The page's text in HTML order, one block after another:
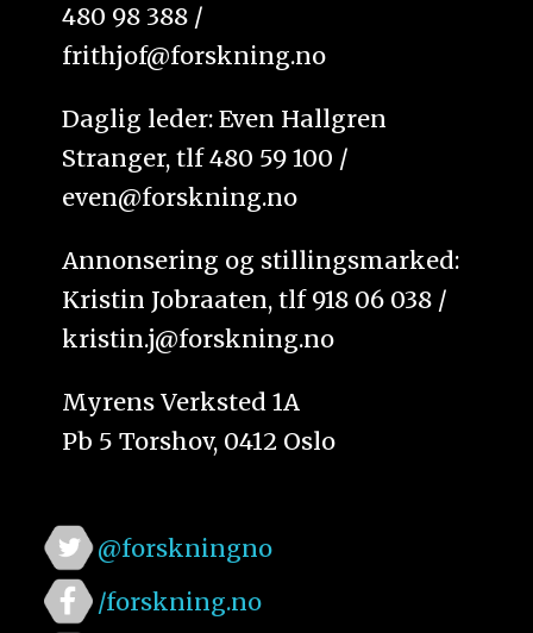
480 98 388 /
frithjof@forskning.no
Daglig leder: Even Hallgren
Stranger, tlf 480 59 100 /
even@forskning.no
Annonsering og stillingsmarked:
Kristin Jobraaten, tlf 918 06 038 /
kristin.j@forskning.no
Myrens Verksted 1A
Pb 5 Torshov, 0412 Oslo
@forskningno
/forskning.no